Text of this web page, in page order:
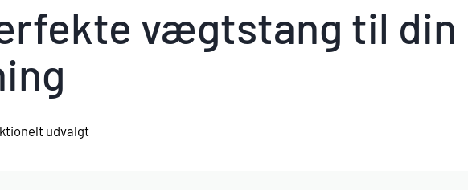
vægtstang til din
udvalgt